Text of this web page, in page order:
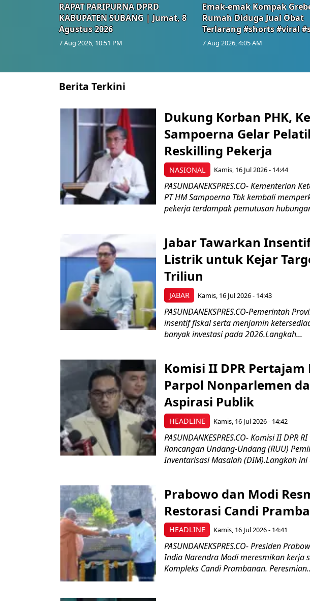
RAPAT PARIPURNA DPRD
KABUPATEN SUBANG | Jumat, 8
Agustus 2026
7 Aug 2026, 10:51 PM
Emak-emak Kompak
Rumah Diduga Jual Obat
Terlarang #shorts #viral
7 Aug 2026, 4:05 AM
Berita Terkini
NASIONAL
Dukung Korban PHK,
Sampoerna Gelar
Reskilling Pekerja
Kamis, 16 Jul 2026 - 14:44
PASUNDANEKSPRES.CO- Kementerian
PT HM Sampoerna Tbk kembali
pekerja terdampak pemutusan
JABAR
Jabar Tawarkan
Listrik untuk Kejar
Triliun
Kamis, 16 Jul 2026 - 14:43
PASUNDANEKSPRES.CO-Pemerintah
insentif fiskal serta menjamin
banyak investasi pada 2026.Langkah...
HEADLINE
Komisi II DPR Pertajam
Parpol Nonparlemen
Aspirasi Publik
Kamis, 16 Jul 2026 - 14:42
PASUNDANKESPRES.CO- Komisi II
Rancangan Undang-Undang (RUU)
Inventarisasi Masalah (DIM).Langkah
HEADLINE
Prabowo dan Modi
Restorasi Candi
Kamis, 16 Jul 2026 - 14:41
PASUNDANEKSPRES.CO- Presiden
India Narendra Modi meresmikan kerja
Kompleks Candi Prambanan.